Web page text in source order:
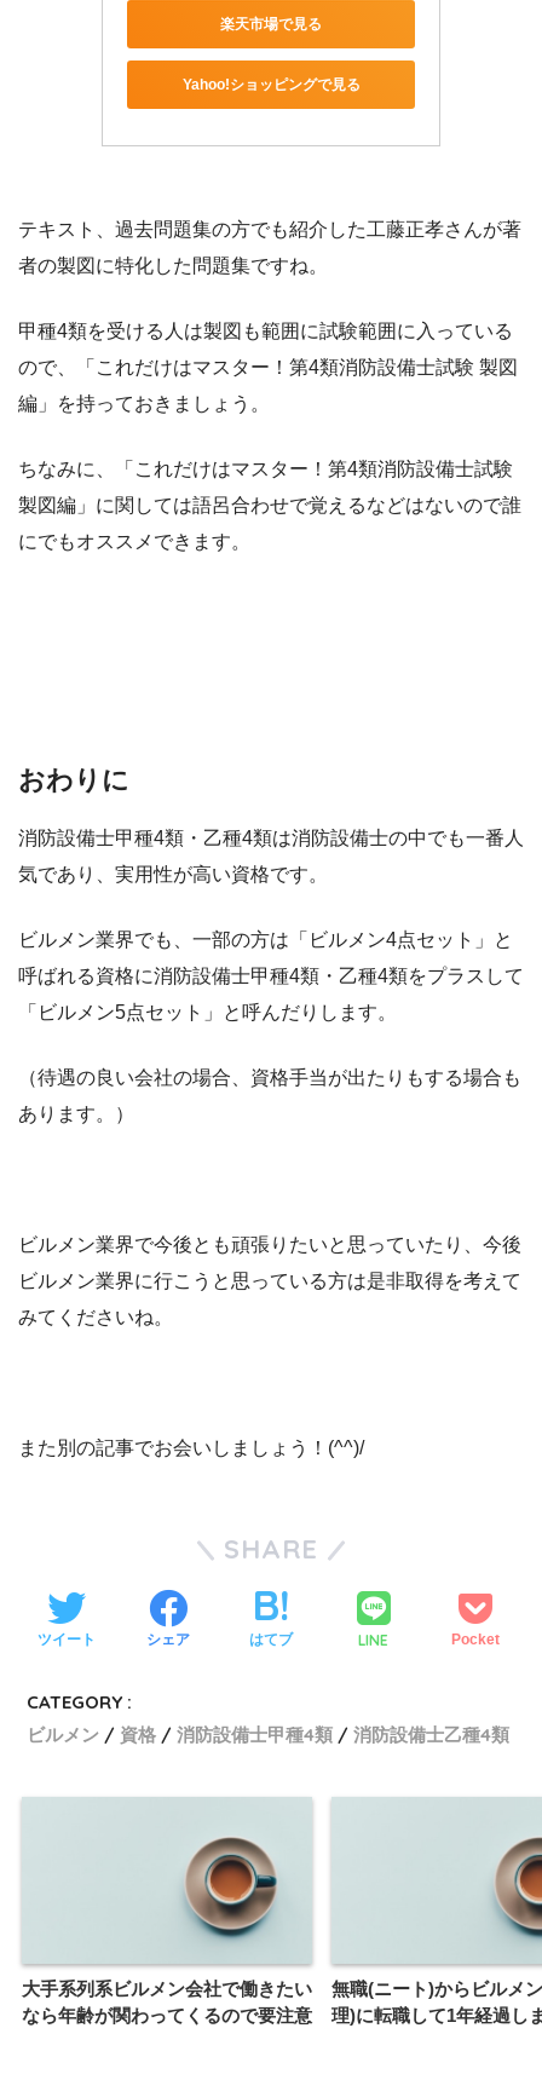
楽天市場で見る
Yahoo!ショッピングで見る
テキスト、過去問題集の方でも紹介した工藤正孝さんが著
者の製図に特化した問題集ですね。
甲種4類を受ける人は製図も範囲に試験範囲に入っている
ので、「これだけはマスター！第4類消防設備士試験 製図
編」を持っておきましょう。
ちなみに、「これだけはマスター！第4類消防設備士試験
製図編」に関しては語呂合わせで覚えるなどはないので誰
にでもオススメできます。
おわりに
消防設備士甲種4類・乙種4類は消防設備士の中でも一番人
気であり、実用性が高い資格です。
ビルメン業界でも、一部の方は「ビルメン4点セット」と
呼ばれる資格に消防設備士甲種4類・乙種4類をプラスして
「ビルメン5点セット」と呼んだりします。
（待遇の良い会社の場合、資格手当が出たりもする場合も
あります。）
ビルメン業界で今後とも頑張りたいと思っていたり、今後
ビルメン業界に行こうと思っている方は是非取得を考えて
みてくださいね。
また別の記事でお会いしましょう！(^^)/
SHARE
ツイート シェア はてブ LINE Pocket
CATEGORY :
ビルメン
資格 消防設備士甲種4類 消防設備士乙種4類
大手系列系ビルメン会社で働きたい
なら年齢が関わってくるので要注意
無職(ニート)からビルメ
理)に転職して1年経過し